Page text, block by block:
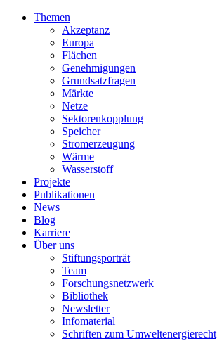
Themen
Akzeptanz
Europa
Flächen
Genehmigungen
Grundsatzfragen
Märkte
Netze
Sektorenkopplung
Speicher
Stromerzeugung
Wärme
Wasserstoff
Projekte
Publikationen
News
Blog
Karriere
Über uns
Stiftungsporträt
Team
Forschungsnetzwerk
Bibliothek
Newsletter
Infomaterial
Schriften zum Umweltenergierecht